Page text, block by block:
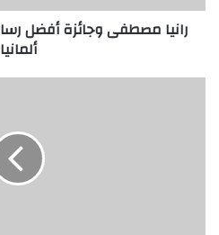
ألمانيا
رانيا مصطفى وجائزة أفضل
ألمانيا